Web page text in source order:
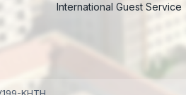
International Guest Service